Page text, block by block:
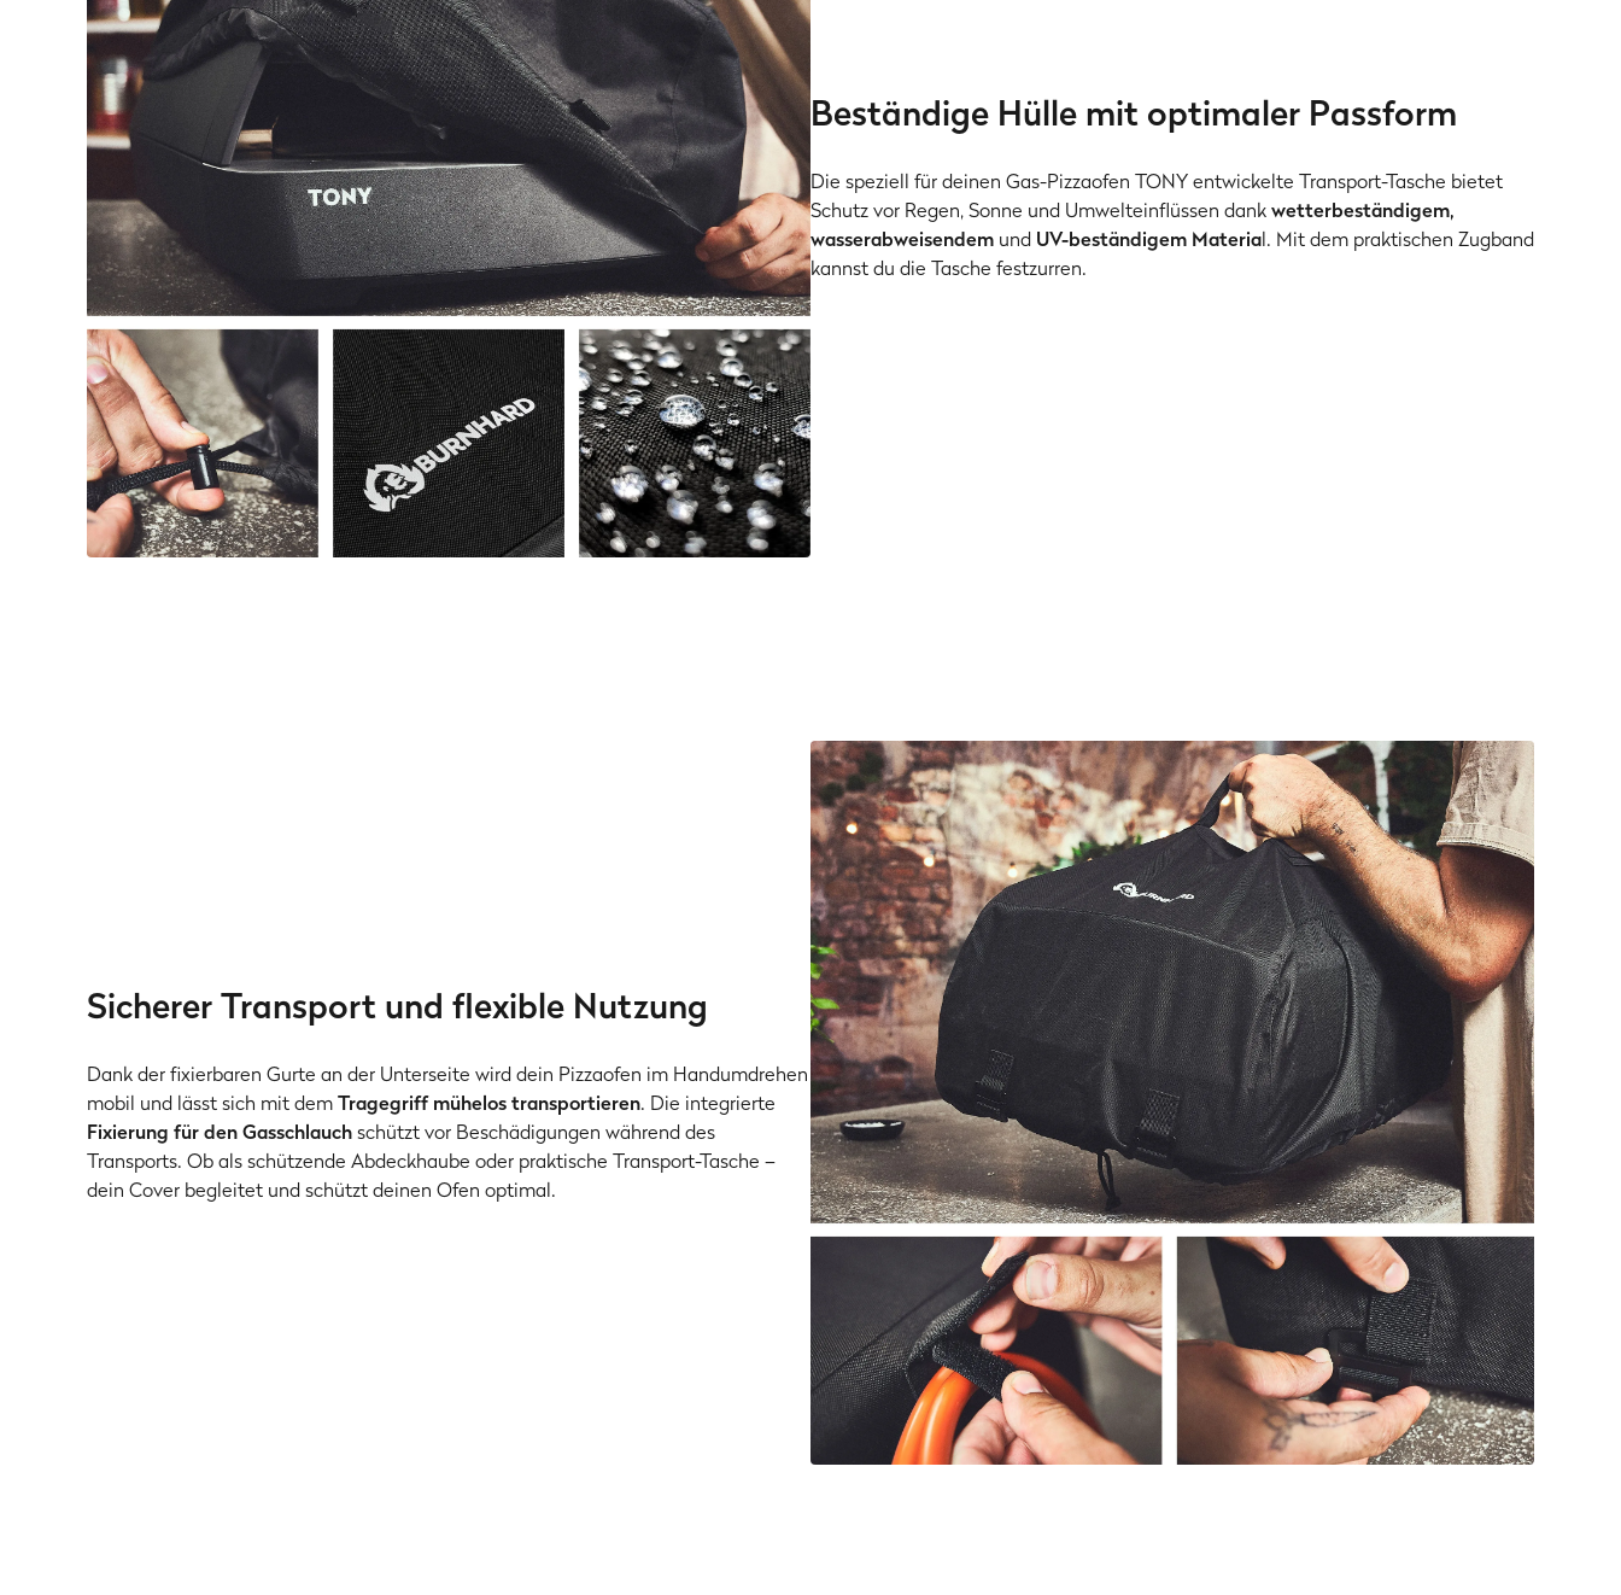
Beständige Hülle mit optimaler Passform
Die speziell für deinen Gas-Pizzaofen TONY entwickelte Transport-Tasche bietet
Schutz vor Regen, Sonne und Umwelteinflüssen dankwetterbeständigem,
wasserabweisendem und UV-beständigem Material. Mit dem praktischen Zugband
kannst du die Tasche festzurren.
Sicherer Transport und flexible Nutzung
Dank der fixierbaren Gurte an der Unterseite wird dein Pizzaofen im Handumdrehen
mobil und lässt sich mit demTragegriff mühelos transportieren. Die integrierte
Fixierung für den Gasschlauchschützt vor Beschädigungen während des
Transports. Ob als schützende Abdeckhaube oder praktische Transport-Tasche –
dein Cover begleitet und schützt deinen Ofen optimal.